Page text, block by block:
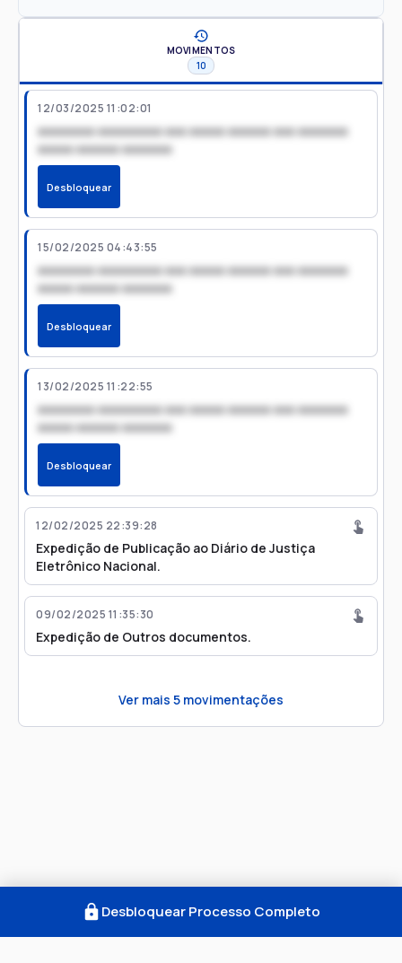
MOVIMENTOS
10
12/03/2025 11:02:01
xxxxxxxx xxxxxxxxx xxx xxxxx xxxxxx xxx xxxxxxx
xxxxx xxxxxx xxxxxxx
Desbloquear
15/02/2025 04:43:55
xxxxxxxx xxxxxxxxx xxx xxxxx xxxxxx xxx xxxxxxx
xxxxx xxxxxx xxxxxxx
Desbloquear
13/02/2025 11:22:55
xxxxxxxx xxxxxxxxx xxx xxxxx xxxxxx xxx xxxxxxx
xxxxx xxxxxx xxxxxxx
Desbloquear
12/02/2025 22:39:28
Expedição de Publicação ao Diário de Justiça
Eletrônico Nacional.
09/02/2025 11:35:30
Expedição de Outros documentos.
Ver mais 5 movimentações
Desbloquear Processo Completo